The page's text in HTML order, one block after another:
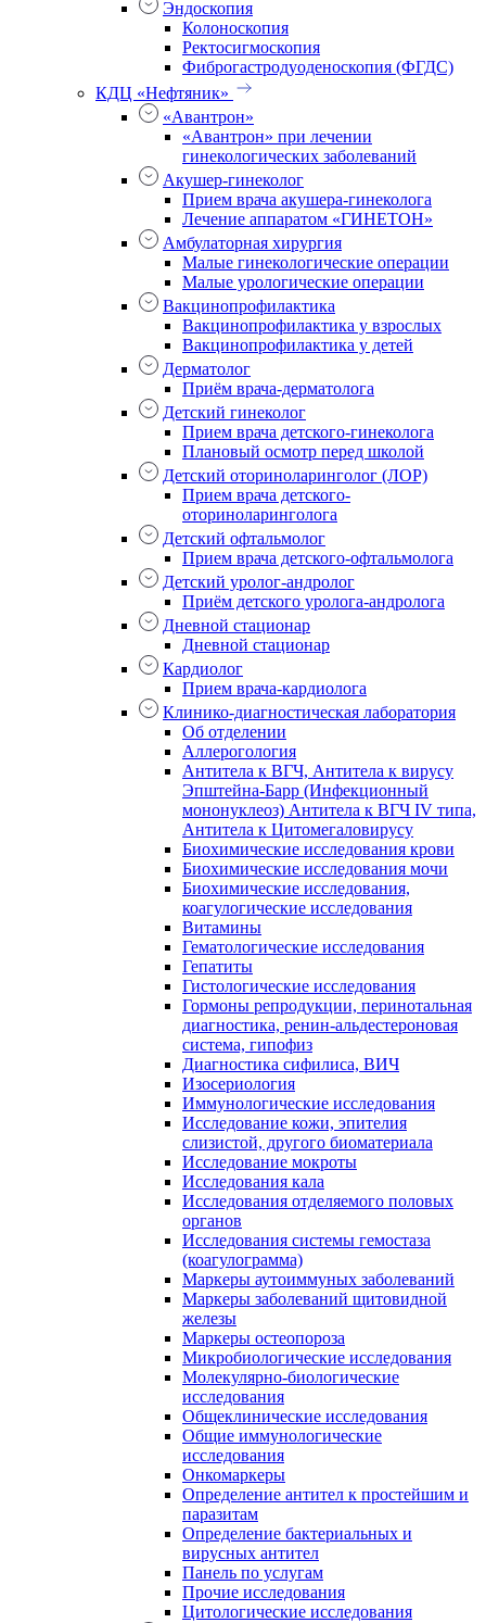
Эндоскопия
Колоноскопия
Ректосигмоскопия
Фиброгастродуоденоскопия (ФГДС)
КДЦ «Нефтяник»
«Авантрон»
«Авантрон» при лечении
гинекологических заболеваний
Акушер-гинеколог
Прием врача акушера-гинеколога
Лечение аппаратом «ГИНЕТОН»
Амбулаторная хирургия
Малые гинекологические операции
Малые урологические операции
Вакцинопрофилактика
Вакцинопрофилактика у взрослых
Вакцинопрофилактика у детей
Дерматолог
Приём врача-дерматолога
Детский гинеколог
Прием врача детского-гинеколога
Плановый осмотр перед школой
Детский оториноларинголог (ЛОР)
Прием врача детского-
оториноларинголога
Детский офтальмолог
Прием врача детского-офтальмолога
Детский уролог-андролог
Приём детского уролога-андролога
Дневной стационар
Дневной стационар
Кардиолог
Прием врача-кардиолога
Клинико-диагностическая лаборатория
Об отделении
Аллерогология
Антитела к ВГЧ, Антитела к вирусу
Эпштейна-Барр (Инфекционный
мононуклеоз) Антитела к ВГЧ IV типа,
Антитела к Цитомегаловирусу
Биохимические исследования крови
Биохимические исследования мочи
Биохимические исследования,
коагулогические исследования
Витамины
Гематологические исследования
Гепатиты
Гистологические исследования
Гормоны репродукции, перинотальная
диагностика, ренин-альдестероновая
система, гипофиз
Диагностика сифилиса, ВИЧ
Изосериология
Иммунологические исследования
Исследование кожи, эпителия
слизистой, другого биоматериала
Исследование мокроты
Исследования кала
Исследования отделяемого половых
органов
Исследования системы гемостаза
(коагулограмма)
Маркеры аутоиммуных заболеваний
Маркеры заболеваний щитовидной
железы
Маркеры остеопороза
Микробиологические исследования
Молекулярно-биологические
исследования
Общеклинические исследования
Общие иммунологические
исследования
Онкомаркеры
Определение антител к простейшим и
паразитам
Определение бактериальных и
вирусных антител
Панель по услугам
Прочие исследования
Цитологические исследования